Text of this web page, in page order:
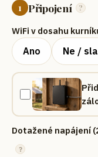
1 Připojení ?
WiFi v dosahu
Ano Ne /
Dotažené napájení
?